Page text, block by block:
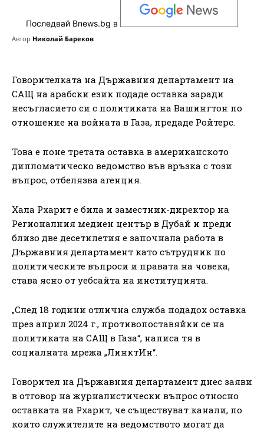
Последвай Bnews.bg в
Автор Николай Бареков
Говорителката на Държавния департамент на
САЩ на арабски език подаде оставка заради
несъгласието си с политиката на Вашингтон по
отношение на войната в Газа, предаде Ройтерс.
Това е поне третата оставка в американското
дипломатическо ведомство във връзка с този
въпрос, отбелязва агенция.
Хала Рхарит е била и заместник-директор на
Регионалния медиен център в Дубай и преди
близо две десетилетия е започнала работа в
Държавния департамент като сътрудник по
политическите въпроси и правата на човека,
става ясно от уебсайта на институцията.
„След 18 години отлична служба подадох оставка
през април 2024 г., противопоставяйки се на
политиката на САЩ в Газа“, написа тя в
социалната мрежа „ЛинктИн“.
Говорител на Държавния департамент днес заяви
в отговор на журналистически въпрос относно
оставката на Рхарит, че съществуват канали, по
които служителите на ведомството могат да